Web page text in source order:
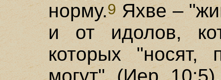
норму.9 Яхве –
и от идолов,
которых "носят,
могут" (Иер